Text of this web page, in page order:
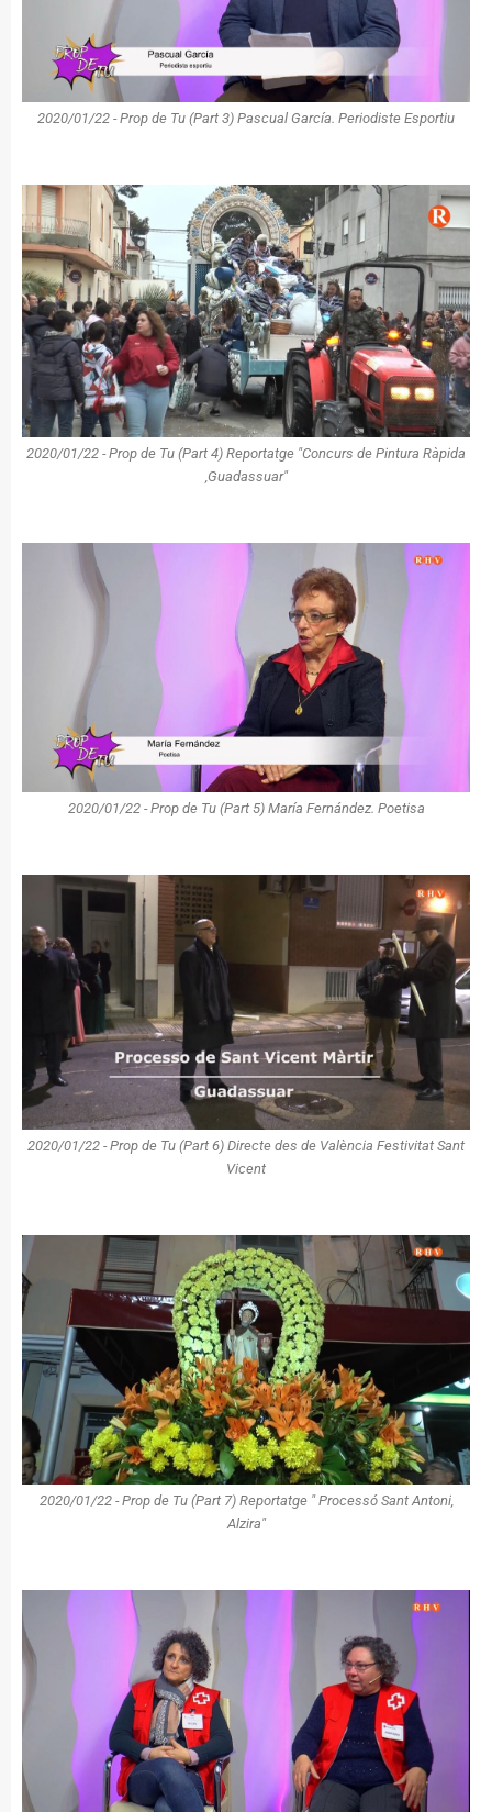
2020/01/22 - Prop de Tu (Part 3) Pascual García. Periodiste Esportiu
2020/01/22 - Prop de Tu (Part 4) Reportatge "Concurs de Pintura Ràpida
,Guadassuar"
2020/01/22 - Prop de Tu (Part 5) María Fernández. Poetisa
2020/01/22 - Prop de Tu (Part 6) Directe des de València Festivitat Sant
Vicent
2020/01/22 - Prop de Tu (Part 7) Reportatge " Processó Sant Antoni,
Alzira"